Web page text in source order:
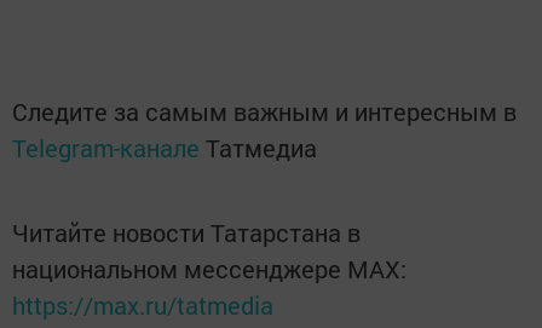
Следите за самым важным и интересным в
Telegram-канале Татмедиа
Читайте новости Татарстана в
национальном мессенджере MАХ:
https://max.ru/tatmedia